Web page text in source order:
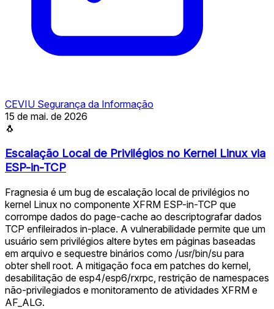
CEVIU Segurança da Informação
15 de mai. de 2026
🐧
Escalação Local de Privilégios no Kernel Linux via
ESP-in-TCP
Fragnesia é um bug de escalação local de privilégios no
kernel Linux no componente XFRM ESP-in-TCP que
corrompe dados do page-cache ao descriptografar dados
TCP enfileirados in-place. A vulnerabilidade permite que um
usuário sem privilégios altere bytes em páginas baseadas
em arquivo e sequestre binários como /usr/bin/su para
obter shell root. A mitigação foca em patches do kernel,
desabilitação de esp4/esp6/rxrpc, restrição de namespaces
não-privilegiados e monitoramento de atividades XFRM e
AF_ALG.